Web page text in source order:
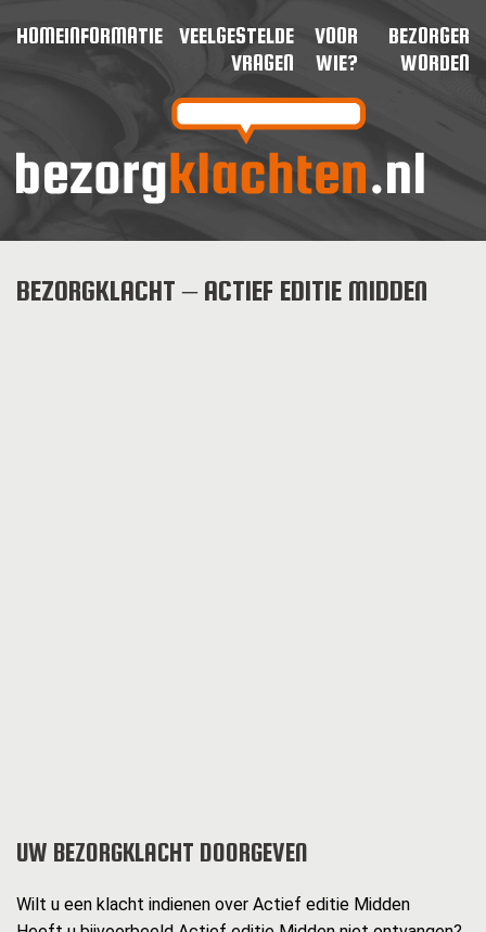
HOMEINFORMATIE
VEELGESTELDE
VRAGEN
VOOR
WIE?
BEZORGER
WORDEN
BEZORGKLACHT – ACTIEF EDITIE MIDDEN
UW BEZORGKLACHT DOORGEVEN
Wilt u een klacht indienen over Actief editie Midden